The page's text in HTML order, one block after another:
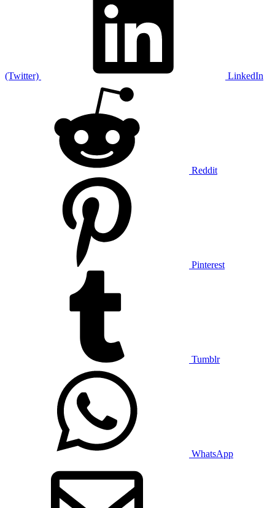
(Twitter) LinkedIn
Reddit
Pinterest
Tumblr
WhatsApp